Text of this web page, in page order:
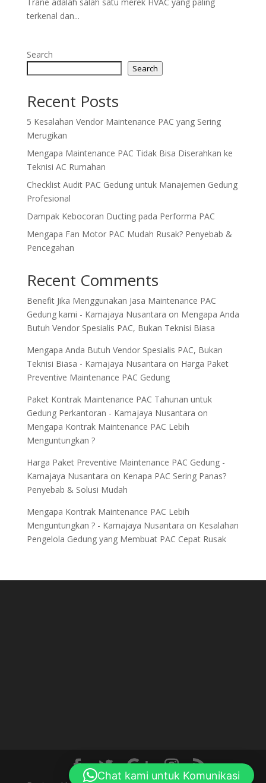
terkenal dan...
Search
Search
Recent Posts
5 Kesalahan Vendor Maintenance PAC yang Sering
Merugikan
Mengapa Maintenance PAC Tidak Bisa Diserahkan ke
Teknisi AC Rumahan
Checklist Audit PAC Gedung untuk Manajemen Gedung
Profesional
Dampak Kebocoran Ducting pada Performa PAC
Mengapa Fan Motor PAC Mudah Rusak? Penyebab &
Pencegahan
Recent Comments
Benefit Jika Menggunakan Jasa Maintenance PAC
Gedung kami - Kamajaya Nusantara on Mengapa Anda
Butuh Vendor Spesialis PAC, Bukan Teknisi Biasa
Mengapa Anda Butuh Vendor Spesialis PAC, Bukan
Teknisi Biasa - Kamajaya Nusantara on Harga Paket
Preventive Maintenance PAC Gedung
Paket Kontrak Maintenance PAC Tahunan untuk
Gedung Perkantoran - Kamajaya Nusantara on
Mengapa Kontrak Maintenance PAC Lebih
Menguntungkan ?
Harga Paket Preventive Maintenance PAC Gedung -
Kamajaya Nusantara on Kenapa PAC Sering Panas?
Penyebab & Solusi Mudah
Mengapa Kontrak Maintenance PAC Lebih
Menguntungkan ? - Kamajaya Nusantara on Kesalahan
Pengelola Gedung yang Membuat PAC Cepat Rusak
Chat kami untuk Komunikasi